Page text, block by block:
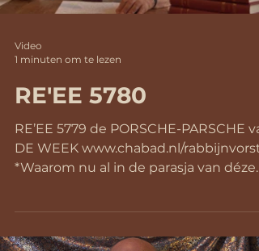
Video
1 minuten om te lezen
RE'EE 5780
RE’EE 5779 de PORSCHE-PARSCHE
DE WEEK www.chabad.nl/rabbijnvorst
*Waarom nu al in de parasja van déze